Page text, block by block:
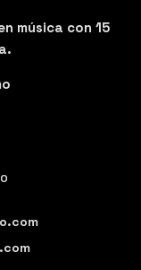
música con 15